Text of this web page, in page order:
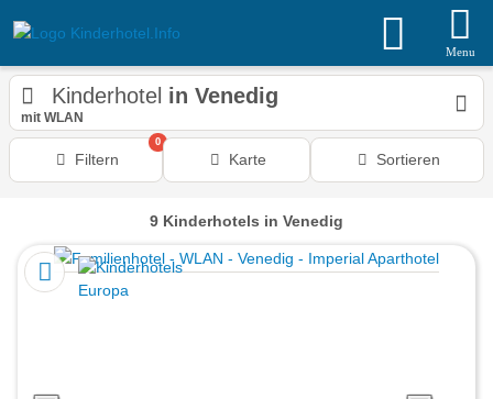
Menu
Kinderhotel in Venedig
mit WLAN
Filtern
0
Karte Sortieren
9 Kinderhotels in Venedig